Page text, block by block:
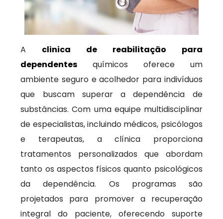
A clinica de reabilitação para
dependentes químicos oferece um
ambiente seguro e acolhedor para indivíduos
que buscam superar a dependência de
substâncias. Com uma equipe multidisciplinar
de especialistas, incluindo médicos, psicólogos
e terapeutas, a clínica proporciona
tratamentos personalizados que abordam
tanto os aspectos físicos quanto psicológicos
da dependência. Os programas são
projetados para promover a recuperação
integral do paciente, oferecendo suporte